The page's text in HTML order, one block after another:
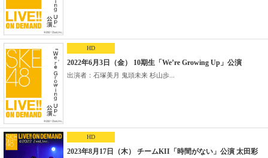
HD
2022年6月3日（金） 10期生「We’re Growing Up」公演
出演者：石塚美月 鬼頭未来 杉山歩...
HD
2023年8月17日（木） チームKII「時間がない」公演 太田彩